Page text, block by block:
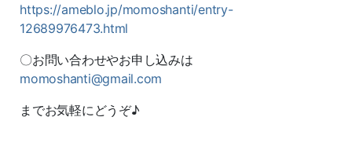
https://ameblo.jp/momoshanti/entry-
12689976473.html
〇お問い合わせやお申し込みは
momoshanti@gmail.com
までお気軽にどうぞ♪